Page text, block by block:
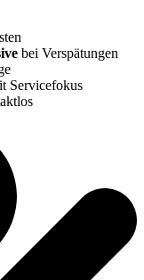
bei Verspätungen
Servicefokus